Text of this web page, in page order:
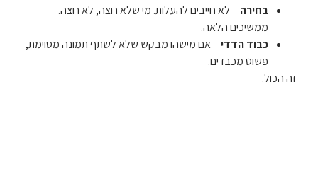
בחירה – לא חייבים להעלות. מי שלא רוצה, לא רוצה.
ממשיכים הלאה.
כבוד הדדי– אם מישהו מבקש שלא לשתף תמונה מסוימת,
פשוט מכבדים.
זה הכול.